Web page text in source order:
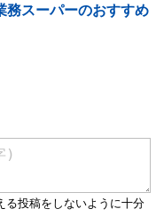
スーパーのおすすめ